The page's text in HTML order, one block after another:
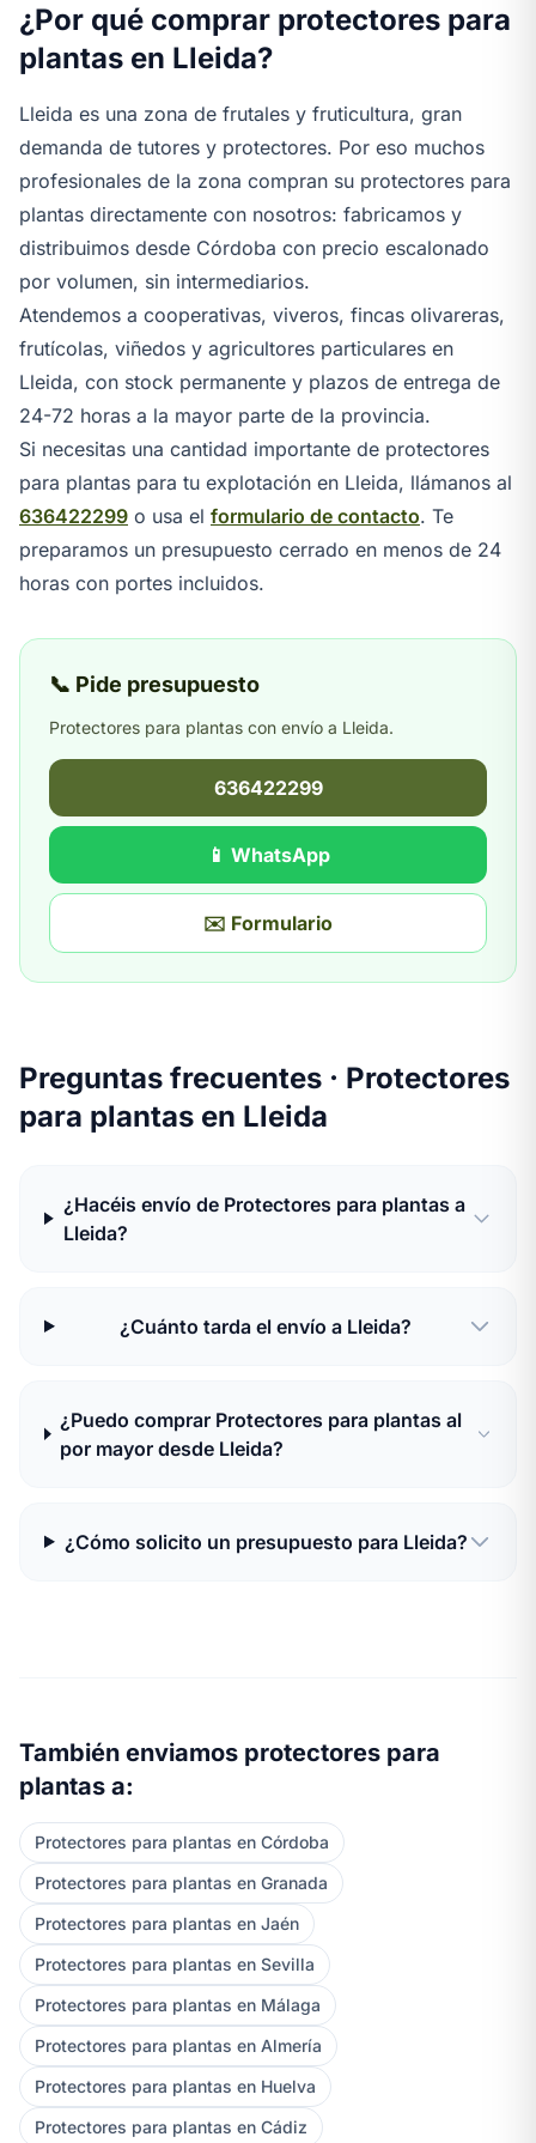
¿Por qué comprar protectores para
plantas en Lleida?
Lleida es una zona de frutales y fruticultura, gran
demanda de tutores y protectores. Por eso muchos
profesionales de la zona compran su protectores para
plantas directamente con nosotros: fabricamos y
distribuimos desde Córdoba con precio escalonado
por volumen, sin intermediarios.
Atendemos a cooperativas, viveros, fincas olivareras,
frutícolas, viñedos y agricultores particulares en
Lleida, con stock permanente y plazos de entrega de
24-72 horas a la mayor parte de la provincia.
Si necesitas una cantidad importante de protectores
para plantas para tu explotación en Lleida, llámanos al
636422299 o usa el formulario de contacto. Te
preparamos un presupuesto cerrado en menos de 24
horas con portes incluidos.
📞 Pide presupuesto
Protectores para plantas con envío a Lleida.
636422299
📱 WhatsApp
✉️ Formulario
Preguntas frecuentes · Protectores
para plantas en Lleida
¿Hacéis envío de Protectores para plantas a
Lleida?
¿Cuánto tarda el envío a Lleida?
¿Puedo comprar Protectores para plantas al
por mayor desde Lleida?
¿Cómo solicito un presupuesto para Lleida?
También enviamos protectores para
plantas a:
Protectores para plantas en Córdoba
Protectores para plantas en Granada
Protectores para plantas en Jaén
Protectores para plantas en Sevilla
Protectores para plantas en Málaga
Protectores para plantas en Almería
Protectores para plantas en Huelva
Protectores para plantas en Cádiz